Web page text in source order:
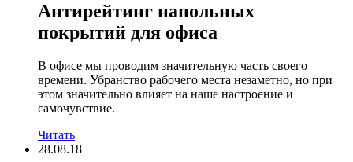
Антирейтинг напольных
покрытий для офиса
В офисе мы проводим значительную часть своего
времени. Убранство рабочего места незаметно, но при
этом значительно влияет на наше настроение и
самочувствие.
Читать
28.08.18